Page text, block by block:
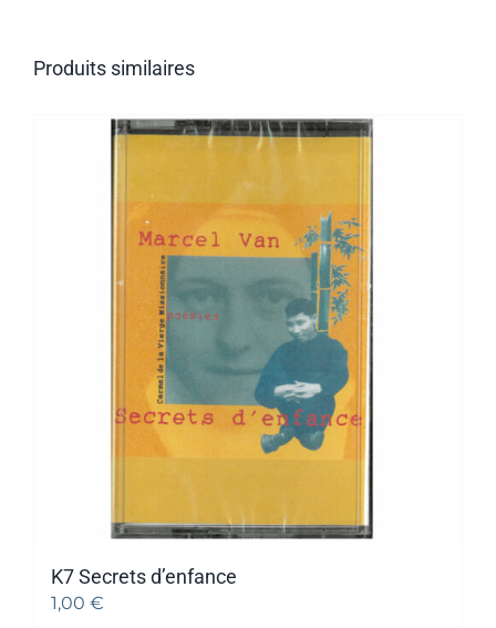
Produits similaires
K7 Secrets d’enfance
1,00 €